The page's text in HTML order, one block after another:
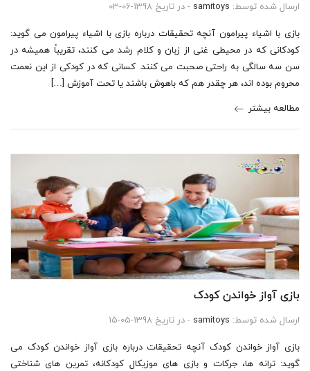
ارسال شده توسط: samitoys - در تاریخ 1398-06-03
بازی با اشیاء پیرامون آنچه تحقیقات درباره بازی با اشیاء پیرامون می گوید:
کودکانی که در محیطی غنی از زبان و کلام رشد می کنند، تقریباً همیشه در
سن سه سالگی به راحتی صحبت می کنند. کسانی که در کودکی از این نعمت
محروم بوده اند، هر چقدر هم که باهوش باشند یا تحت آموزش […]
مطالعه بیشتر
بازی آواز خواندن کودک
ارسال شده توسط: samitoys - در تاریخ 1398-05-15
بازی آواز خواندن کودک آنچه تحقیقات درباره بازی آواز خواندن کودک می
گوید: ترانه ها، جرکات و بازی های موزیکال کودکانه، تمرین های شناختی